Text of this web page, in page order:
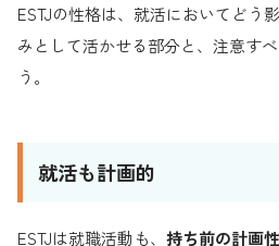
ESTJの性格は、就活においてどう
みとして活かせる部分と、注意す
う。
就活も計画的
ESTJは就職活動も、 持ち前の計画